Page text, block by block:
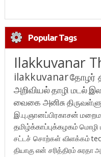
Popular Tags
Ilakkuvanar
ilakkuvanarதோழர்
அறிவியல்தாழி மடல்
வைகை அனிசு
இ.பு.ஞானப்பிரகாசன்
தமிழ்க்காப்புக்கழகம்
சட்டச் சொற்கள் விளக்கம்
தியாகுஎன் சரித்திரம்சுரதா